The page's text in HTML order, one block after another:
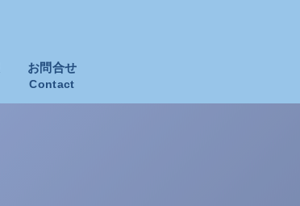
お問合せ
Contact